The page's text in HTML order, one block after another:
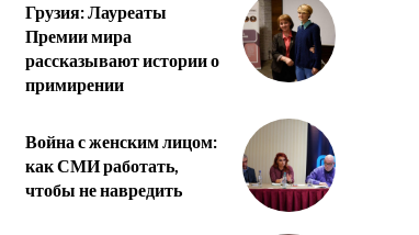
Грузия: Лауреаты
Премии мира
рассказывают истории о
примирении
Война с женским лицом:
как СМИ работать,
чтобы не навредить